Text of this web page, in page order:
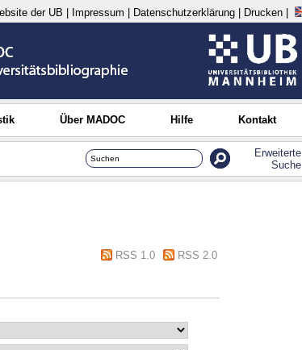
der UB Impressum Datenschutzerklärung Drucken
Über MADOC Hilfe Kontakt
Erweiterte
Suche
RSS 1.0
RSS 2.0